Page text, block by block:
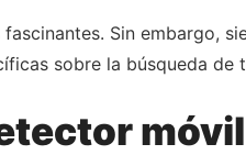
Sin embargo,
sobre la búsqueda
móvil